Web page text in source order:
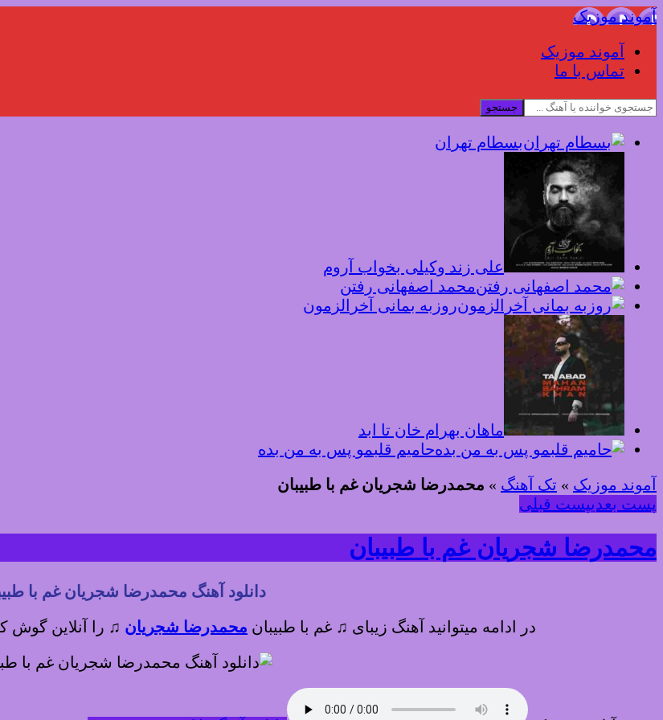
آموند موزیک
آموند موزیک
تماس با ما
جستجو
بسطام تهران
علی زند وکیلی بخواب آروم
محمد اصفهانی رفتن
روزبه بمانی آخرالزمون
ماهان بهرام خان تا ابد
حامیم قلبمو پس به من بده
آموند موزیک » تک آهنگ » محمدرضا شجریان غم با طبیبان
پست بعدیپست قبلی
محمدرضا شجریان غم با طبیبان
دانلود آهنگ محمدرضا شجریان غم با
در ادامه میتوانید آهنگ زیبای ♫ غم با طبیبان محمدرضا شجریان ♫ را آنلاین گوش